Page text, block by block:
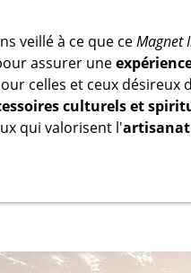
veillé à ce que ceMagnet
assurer une
celles et ceux désireux
culturels et
qui valorisent l'artisanat